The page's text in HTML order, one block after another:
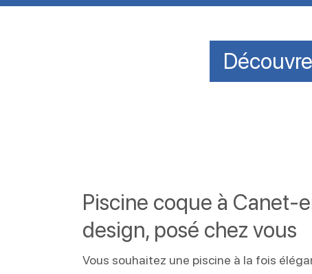
Piscine coque à Canet-
design, posé chez vous
Vous souhaitez une piscine à la fois